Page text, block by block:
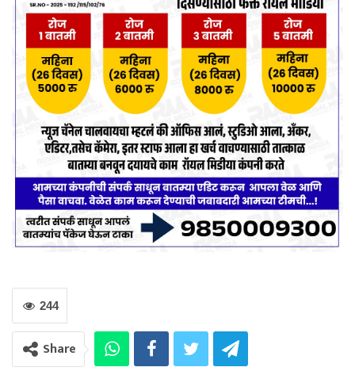
244
Share